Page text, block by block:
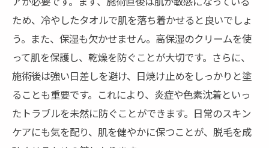
秘訣
施術中の痛みを軽減するテクニック
快適な施術を受けるための服装選び
施術前に行うべきリラックス方法
施術後の肌ケアで快適さを保つ
スタッフとのコミュニケーションのコツ
ため、冷やしたタオルで肌を落ち着かせると良いでしょ
う。また、保湿も欠かせません。高保湿のクリームを使
って肌を保護し、乾燥を防ぐことが大切です。さらに、
施術後は強い日差しを避け、日焼け止めをしっかりと塗
ることも重要です。これにより、炎症や色素沈着といっ
たトラブルを未然に防ぐことができます。日常のスキン
ケアにも気を配り、肌を健やかに保つことが、脱毛を成